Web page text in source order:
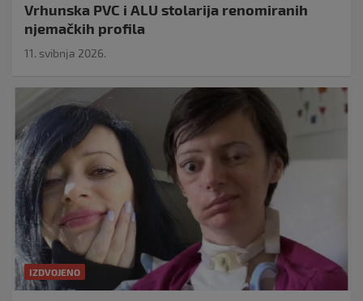
Vrhunska PVC i ALU stolarija renomiranih
njemačkih profila
11. svibnja 2026.
IZDVOJENO